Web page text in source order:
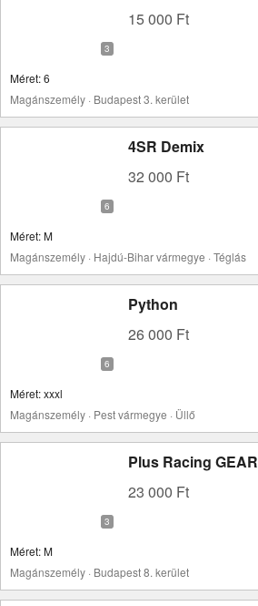
15 000 Ft
Méret: 6
Magánszemély · Budapest 3. kerület
4SR Demix
32 000 Ft
Méret: M
Magánszemély · Hajdú-Bihar vármegye · Téglás
Python
26 000 Ft
Méret: xxxl
Magánszemély · Pest vármegye · Üllő
Plus Racing GEAR
23 000 Ft
Méret: M
Magánszemély · Budapest 8. kerület